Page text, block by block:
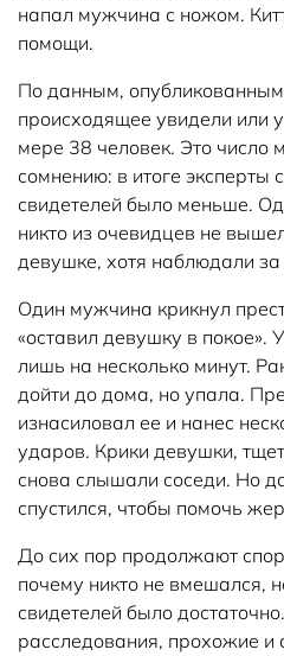
напал мужчина с ножом.
помощи.
По данным,
происходящее увидели или
мере 38 человек. Это число
сомнению: в итоге эксперты
свидетелей было меньше.
никто из очевидцев не
девушке, хотя наблюдали
Один мужчина крикнул
«оставил девушку в
лишь на несколько минут.
дойти до дома, но упала.
изнасиловал ее и нанес
ударов. Крики девушки,
снова слышали соседи. Но
спустился, чтобы помочь
До сих пор продолжают
почему никто не вмешался,
свидетелей было
расследования, прохожие и